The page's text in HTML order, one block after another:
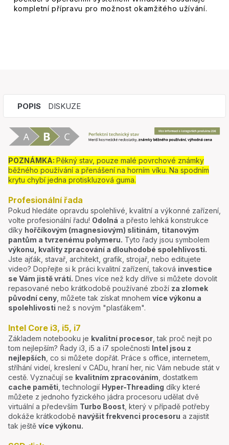
kompletní přípravu pro možnost okamžitého užívání.
POPIS DISKUZE
POZNÁMKA: Pěkný stav, pouze malé povrchové známky
běžného používání a přenášení na horním víku. Na spodním
krytu chybí jedna protiskluzová guma.
Profesionální řada
Pokud hledáte opravdu spolehlivé, kvalitní a výkonné zařízení,
volte profesionální řadu! Odolná a přesto lehká konstrukce
díky hořčíkovým (magnesiovým) slitinám, titanovým
pantům a tvrzenému polymeru. Tyto řady jsou symbolem
výkonu, kvality zpracování a dlouhodobé spolehlivosti.
Jste ajťák, stavař, architekt, grafik, strojař, nebo editujete
video? Dopřejte si k práci kvalitní zařízení, taková investice
se Vám jistě vrátí. Dnes více než kdy dříve si můžete dovolit
repasované nebo krátkodobě používané zboží za zlomek
původní ceny , můžete tak získat mnohem více výkonu a
spolehlivosti než s novým "plasťákem".
Intel Core i3, i5, i7
Základem notebooku je kvalitní procesor , tak proč nejít po
tom nejlepším? Řady i3, i5 a i7 společnosti Intel jsou z
nejlepších , co si můžete dopřát. Práce s office, internetem,
stříhání videí, kreslení v CADu, hraní her, nic Vám nebude stát v
cestě. Vyznačují se kvalitním zpracováním , dostatkem
cache paměti , technologií Hyper-Threading díky které
můžete z jednoho fyzického jádra procesoru udělat dvě
virtuální a především Turbo Boost , který v případě potřeby
dokáže krátkodobě navýšit frekvenci procesoru a zajistit
tak ještě více výkonu.